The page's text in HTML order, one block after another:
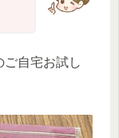
自宅お試し